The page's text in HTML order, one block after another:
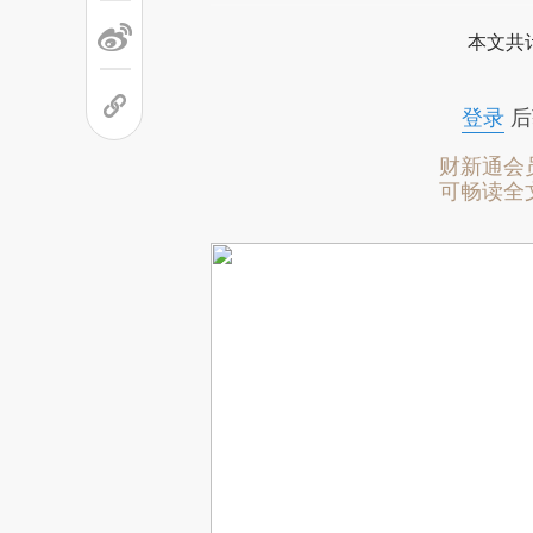
本文共
登录后
财新通会
可畅读全